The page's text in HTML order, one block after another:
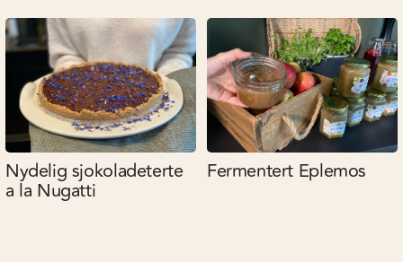
Nydelig sjokoladeterte
a la Nugatti
Fermentert Eplemos